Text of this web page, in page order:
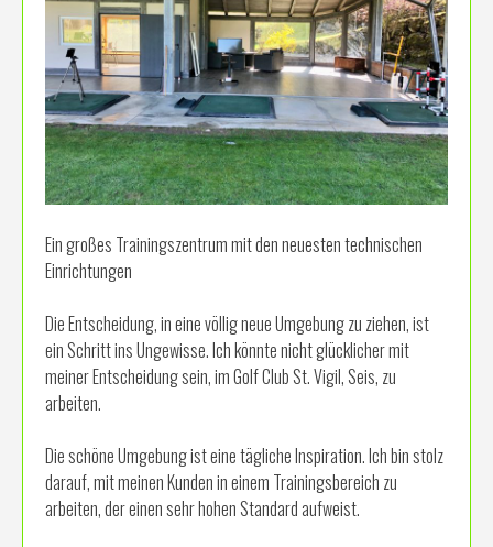
Ein großes Trainingszentrum mit den neuesten technischen
Einrichtungen
Die Entscheidung, in eine völlig neue Umgebung zu ziehen, ist
ein Schritt ins Ungewisse. Ich könnte nicht glücklicher mit
meiner Entscheidung sein, im Golf Club St. Vigil, Seis, zu
arbeiten.
Die schöne Umgebung ist eine tägliche Inspiration. Ich bin stolz
darauf, mit meinen Kunden in einem Trainingsbereich zu
arbeiten, der einen sehr hohen Standard aufweist.